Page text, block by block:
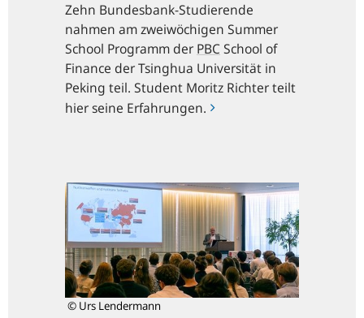
Zehn Bundesbank-Studierende
nahmen am zweiwöchigen Summer
School Programm der PBCSchool of
Finance der Tsinghua Universität in
Peking teil. Student Moritz Richter teilt
hier seine Erfahrungen.
© Urs Lendermann
Abschreckung:
Welche
Optionen
hat
Europa?